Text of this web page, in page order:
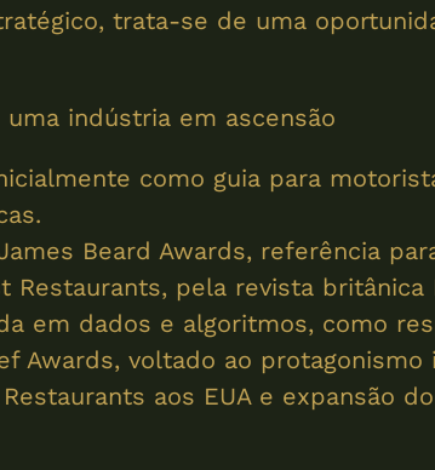
trata-se de uma
indústria em ascensão
como guia para
Beard Awards, referência
Restaurants, pela revista britânica
em dados e algoritmos, como
Awards, voltado ao
aos EUA e expansão